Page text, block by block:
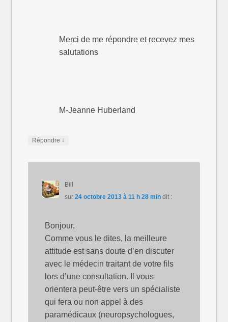
Merci de me répondre et recevez mes
salutations
M-Jeanne Huberland
Répondre ↓
Bill
sur 24 octobre 2013 à 11 h 28 min dit :
Bonjour,
Comme vous le dites, la meilleure
attitude est sans doute d’en discuter
avec le médecin traitant de votre fils
lors d’une consultation. Il vous
orientera peut-être vers un spécialiste
qui fera ou non appel à des
paramédicaux (neuropsychologues,